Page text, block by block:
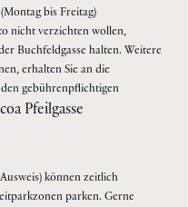
bis Freitag)
nicht verzichten wollen,
Buchfeldgasse halten. Weitere
erhalten Sie an die
den gebührenpflichtigen
Pfeilgasse
können zeitlich
parken. Gerne